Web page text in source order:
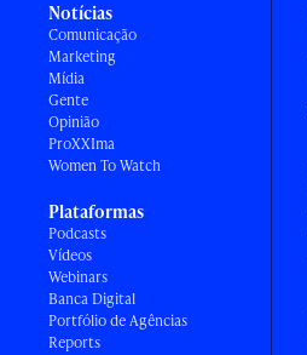
Notícias
Comunicação
Marketing
Mídia
Gente
Opinião
ProXXIma
Women To Watch
Plataformas
Podcasts
Vídeos
Webinars
Banca Digital
Portfólio de Agências
Reports